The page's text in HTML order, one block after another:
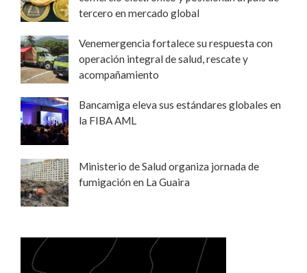
tercero en mercado global
Venemergencia fortalece su respuesta con
operación integral de salud, rescate y
acompañamiento
Bancamiga eleva sus estándares globales en
la FIBA AML
Ministerio de Salud organiza jornada de
fumigación en La Guaira